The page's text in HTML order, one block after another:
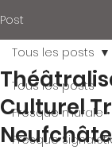
Post
Tous les posts
Fresque murale
Fresque
Tous les posts
Culturel